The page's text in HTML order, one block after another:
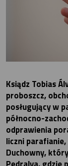
Ksiądz Tobias
proboszcz,
posługujący w
północno-
odprawienia
liczni
Duchowny,